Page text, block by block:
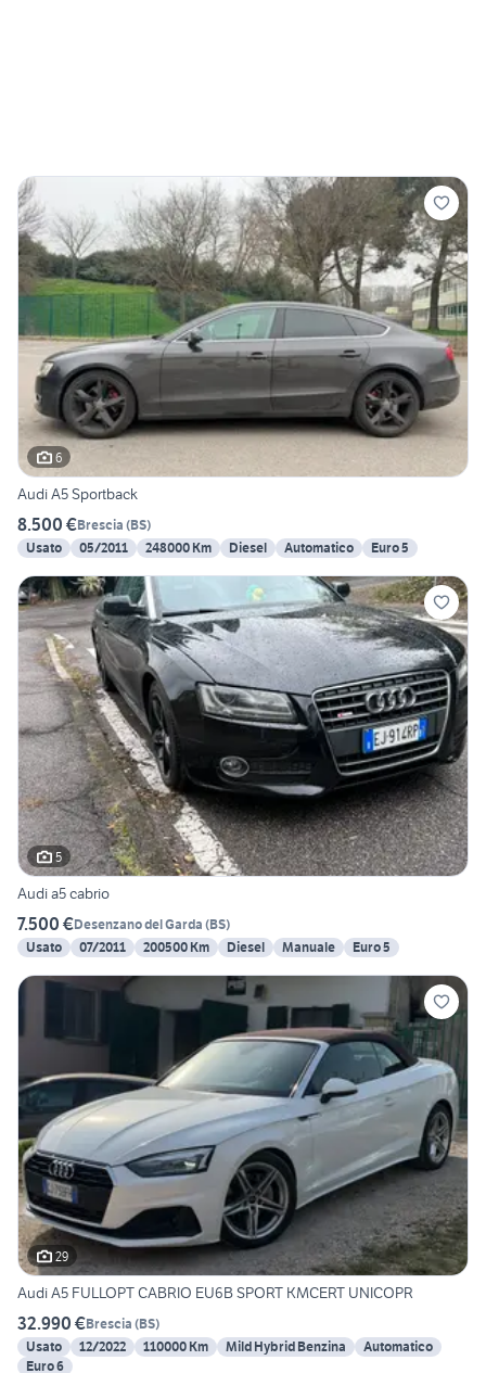
6
Audi A5 Sportback
8.500 €Brescia (BS)
Usato
05/2011 248000 Km Diesel Automatico Euro 5
5
Audi a5 cabrio
7.500 €Desenzano del Garda (BS)
Usato
07/2011 200500 Km Diesel Manuale Euro 5
29
Audi A5 FULLOPT CABRIO EU6B SPORT KMCERT UNICOPR
32.990 €Brescia (BS)
Usato
12/2022 110000 Km Mild Hybrid Benzina
Automatico
Euro 6